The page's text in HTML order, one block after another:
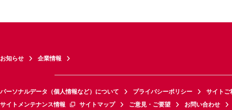
お知らせ 企業情報
パーソナルデータ（個人情報など）について プライバシーポリシー サイトご
サイトメンテナンス情報
サイトマップ ご意見・ご要望 お問い合わせ